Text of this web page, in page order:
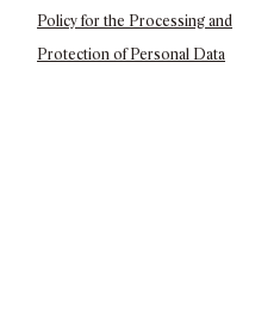
Policy for the Processing and
Protection of Personal Data